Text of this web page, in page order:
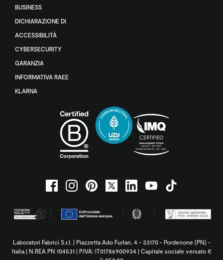
BUSINESS
DICHIARAZIONE DI
ACCESSIBILITÀ
CYBERSECURITY
GARANZIA
INFORMATIVA RAEE
KLARNA
Laboratori Fabrici S.r.l. | Piazzetta Ado Furlan, 4 - 33170 - Pordenone (PN) -
Italia | N.REA PN 104531 | P.IVA: IT01786900934 | Capitale sociale versato €